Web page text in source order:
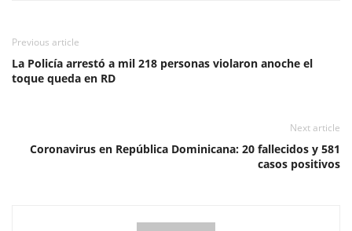
Previous article
La Policía arrestó a mil 218 personas violaron anoche el
toque queda en RD
Next article
Coronavirus en República Dominicana: 20 fallecidos y 581
casos positivos